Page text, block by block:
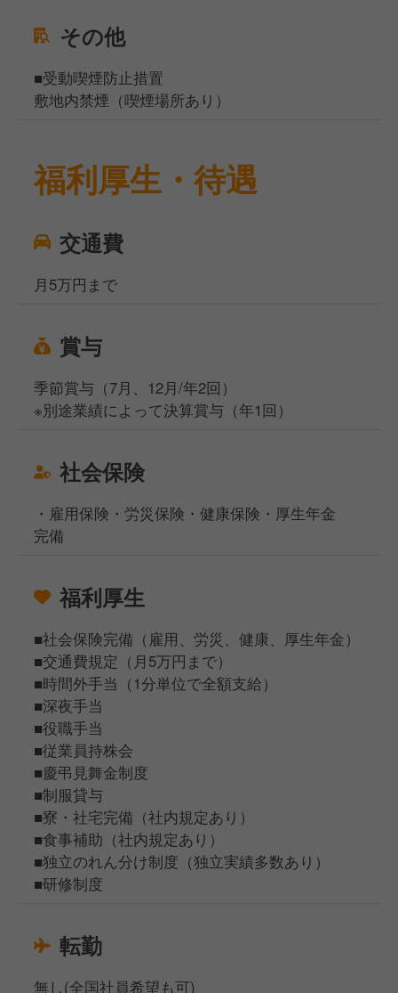
その他
■受動喫煙防止措置
敷地内禁煙（喫煙場所あり）
福利厚生・待遇
交通費
月5万円まで
賞与
季節賞与（7月、12月/年2回）
※別途業績によって決算賞与（年1回）
社会保険
・雇用保険・労災保険・健康保険・厚生年金
完備
福利厚生
■社会保険完備（雇用、労災、健康、厚生年金）
■交通費規定（月5万円まで）
■時間外手当（1分単位で全額支給）
■深夜手当
■役職手当
■従業員持株会
■慶弔見舞金制度
■制服貸与
■寮・社宅完備（社内規定あり）
■食事補助（社内規定あり）
■独立のれん分け制度（独立実績多数あり）
■研修制度
転勤
無し(全国社員希望も可)